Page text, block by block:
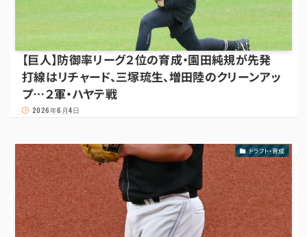
【巨人】防御率リーグ２位の育成・園田純規が先発
打線はリチャード、三塚琉生、増田陸のクリーンアッ
プ…２軍・ハヤテ戦
2026年6月4日
ドラフト・育成